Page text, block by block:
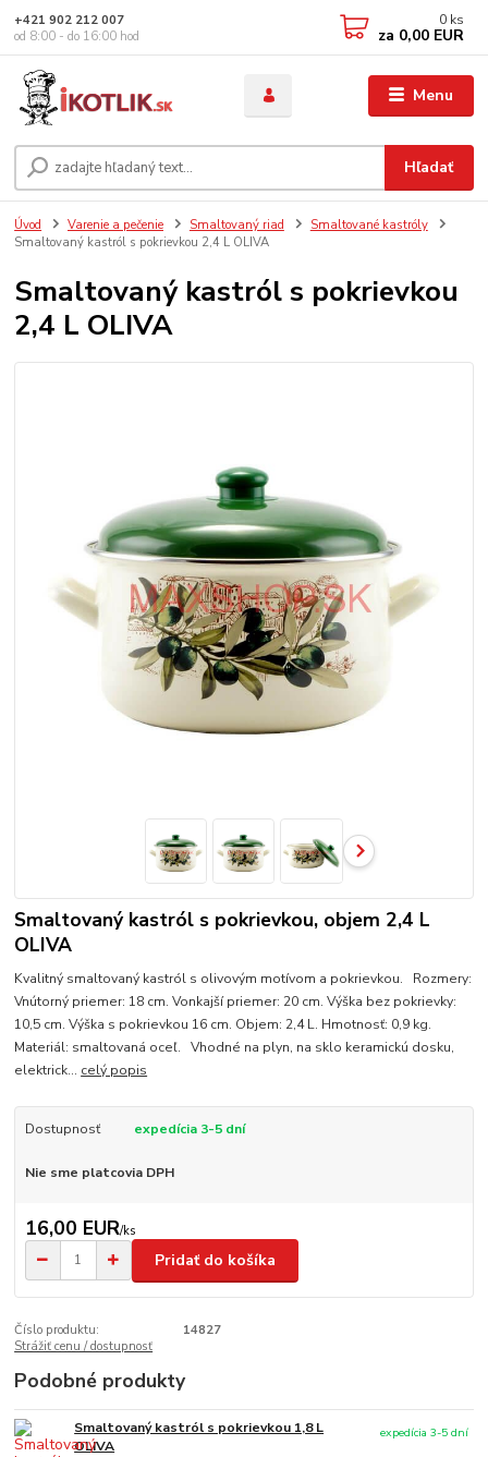
Menu
Hľadať
+421 902 212 007
od 8:00 - do 16:00 hod
0 ks
za 0,00 EUR
Úvod Varenie a pečenie Smaltovaný riad
Smaltované kastróly
Smaltovaný kastról s pokrievkou 2,4 L OLIVA
Smaltovaný kastról s pokrievkou
2,4 L OLIVA
Smaltovaný kastról s pokrievkou, objem 2,4 L
OLIVA
Kvalitný smaltovaný kastról s olivovým motívom a pokrievkou. Rozmery:
Vnútorný priemer: 18 cm. Vonkajší priemer: 20 cm. Výška bez pokrievky:
10,5 cm. Výška s pokrievkou 16 cm. Objem: 2,4 L. Hmotnosť: 0,9 kg.
Materiál: smaltovaná oceľ. Vhodné na plyn, na sklo keramickú dosku,
elektrick... celý popis
Dostupnosť expedícia 3-5 dní
Nie sme platcovia DPH
16,00 EUR/ks
Pridať do košíka
Číslo produktu:
14827
Strážiť cenu / dostupnosť
Podobné produkty
Smaltovaný kastról s pokrievkou 1,8 L
OLIVA
expedícia 3-5 dní